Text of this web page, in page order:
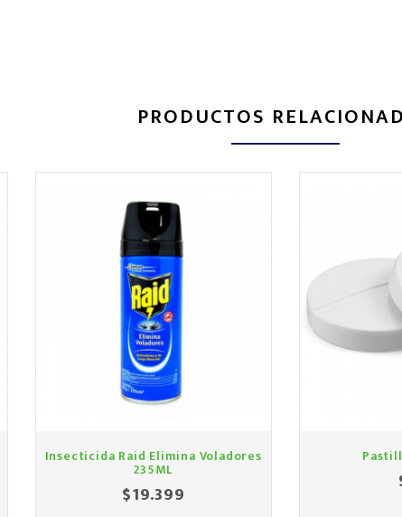
PRODUCTOS
Insecticida Raid Elimina Voladores
235ML
$19.399